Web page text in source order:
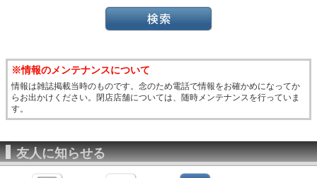
※情報のメンテナンスについて
情報は雑誌掲載当時のものです。念のため電話で情報をお確かめになってか
らお出かけください。閉店店舗については、随時メンテナンスを行っていま
す。
友人に知らせる